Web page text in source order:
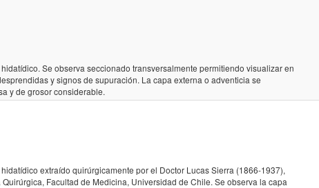
Se observa seccionado transversalmente permitiendo visualizar en
y signos de supuración. La capa externa o adventicia se
y de grosor considerable.
extraído quirúrgicamente por el Doctor Lucas Sierra (1866-1937),
Facultad de Medicina, Universidad de Chile. Se observa la capa